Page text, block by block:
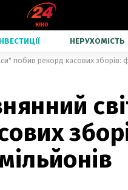
НЕРУХОМІСТЬ
побив рекорд касових зборів: